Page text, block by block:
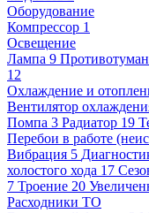
Оборудование
Компрессор 1
Освещение
Лампа 9
12
Охлаждение и
Вентилятор
Помпа 3 Радиатор 19
Перебои в работе
Вибрация 5
холостого хода 17
7 Троение 20
Расходники ТО